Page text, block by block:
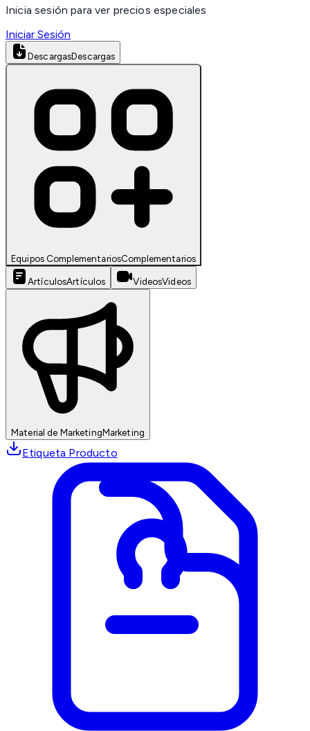
Inicia sesión para ver precios especiales
Iniciar Sesión
DescargasDescargas
Equipos ComplementariosComplementarios
ArtículosArtículos VideosVideos
Material de MarketingMarketing
Etiqueta Producto